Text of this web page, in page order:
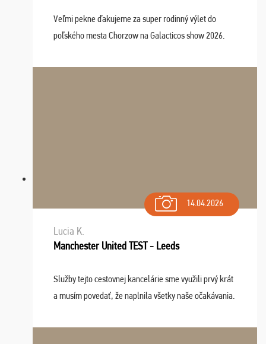
Veľmi pekne ďakujeme za super rodinný výlet do
poľského mesta Chorzow na Galacticos show 2026.
Navštívili sme aj zábavný park Legendia, previe ...
14.04.2026
Lucia K.
Manchester United TEST - Leeds
Služby tejto cestovnej kancelárie sme využili prvý krát
a musím povedať, že naplnila všetky naše očakávania.
dispozícii nonstop (milí, profesionálni ...